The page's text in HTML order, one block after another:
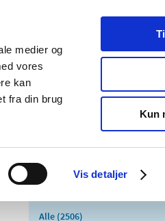
medier og
vores
kan
fra din brug
Vis detaljer
Kun
Udgivelser
Særlige
produktområder
Alle (2506)